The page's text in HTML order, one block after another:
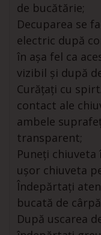
de bucătărie;
Decuparea se
electric după
în așa fel ca
vizibil și după
Curățați cu
contact ale
ambele
transparent;
Puneți
ușor chiuveta
Îndepărtați
bucată de
După uscarea